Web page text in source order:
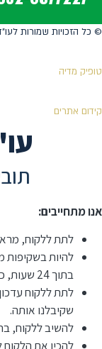
©️ כל הזכויות שמורות
טופיק מדיה
קידום אתרים
אנו מתחייבים:
לתת ללקוח,
להיות בשקיפות
בתוך 24 שעות, כל מסמך שקיבלנו מהצד השני.
שקיבלנו אותה.
להשיב ללקוח, בתוך 12 שעות מהמועד
⁠להכין את